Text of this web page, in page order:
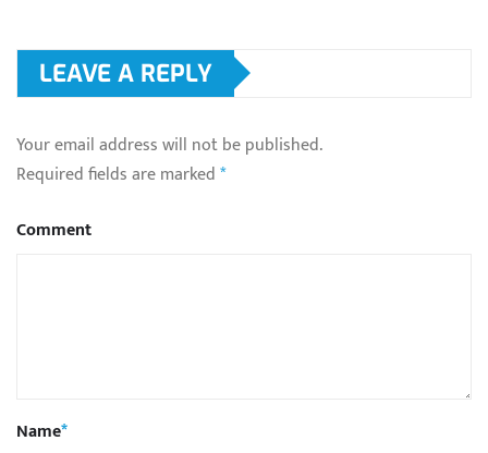
LEAVE A REPLY
Your email address will not be published.
Required fields are marked*
Comment
Name*